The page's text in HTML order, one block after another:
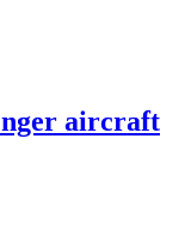
aircraft